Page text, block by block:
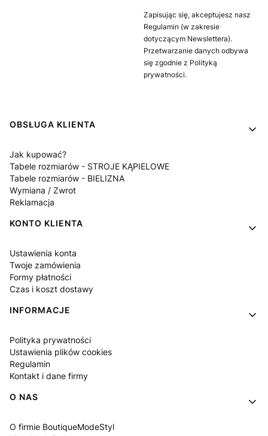
Zapisując się, akceptujesz nasz
Regulamin (w zakresie
dotyczącym Newslettera).
Przetwarzanie danych odbywa
się zgodnie z Polityką
prywatności.
Linki w stopce
OBSŁUGA KLIENTA
Jak kupować?
Tabele rozmiarów - STROJE KĄPIELOWE
Tabele rozmiarów - BIELIZNA
Wymiana / Zwrot
Reklamacja
KONTO KLIENTA
Ustawienia konta
Twoje zamówienia
Formy płatności
Czas i koszt dostawy
INFORMACJE
Polityka prywatności
Ustawienia plików cookies
Regulamin
Kontakt i dane firmy
O NAS
O firmie BoutiqueModeStyl